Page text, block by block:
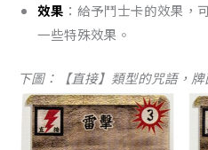
效果 ：給予鬥士卡的效果，
一些特殊效果。
下圖：【直接】類型的咒語，